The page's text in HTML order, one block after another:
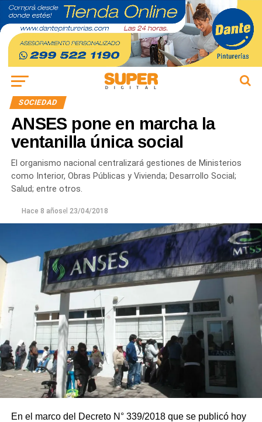
SOCIEDAD
ANSES pone en marcha la
ventanilla única social
El organismo nacional centralizará gestiones de Ministerios
como Interior, Obras Públicas y Vivienda; Desarrollo Social;
Salud; entre otros.
Hace 8 añosel 23/04/2018
En el marco del Decreto N° 339/2018 que se publicó hoy